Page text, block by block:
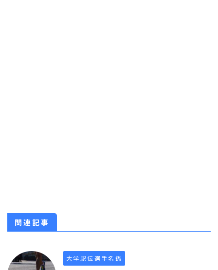
関連記事
大学駅伝選手名鑑